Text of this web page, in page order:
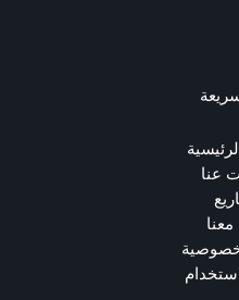
عنا